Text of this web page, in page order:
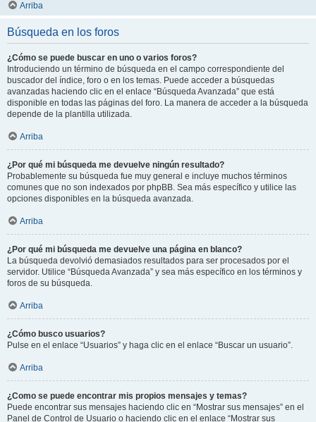
Arriba
Búsqueda en los foros
¿Cómo se puede buscar en uno o varios foros?
Introduciendo un término de búsqueda en el campo correspondiente del
buscador del índice, foro o en los temas. Puede acceder a búsquedas
avanzadas haciendo clic en el enlace “Búsqueda Avanzada” que está
disponible en todas las páginas del foro. La manera de acceder a la búsqueda
depende de la plantilla utilizada.
Arriba
¿Por qué mi búsqueda me devuelve ningún resultado?
Probablemente su búsqueda fue muy general e incluye muchos términos
comunes que no son indexados por phpBB. Sea más específico y utilice las
opciones disponibles en la búsqueda avanzada.
Arriba
¿Por qué mi búsqueda me devuelve una página en blanco?
La búsqueda devolvió demasiados resultados para ser procesados por el
servidor. Utilice “Búsqueda Avanzada” y sea más específico en los términos y
foros de su búsqueda.
Arriba
¿Cómo busco usuarios?
Pulse en el enlace “Usuarios” y haga clic en el enlace “Buscar un usuario”.
Arriba
¿Como se puede encontrar mis propios mensajes y temas?
Puede encontrar sus mensajes haciendo clic en “Mostrar sus mensajes” en el
Panel de Control de Usuario o haciendo clic en el enlace “Mostrar sus